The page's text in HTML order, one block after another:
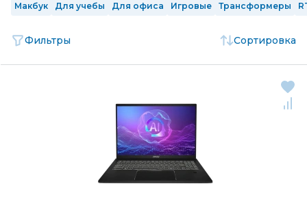
Макбук Для учебы Для офиса Игровые Трансформеры
Фильтры Сортировка